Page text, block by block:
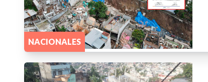
NACIONALES